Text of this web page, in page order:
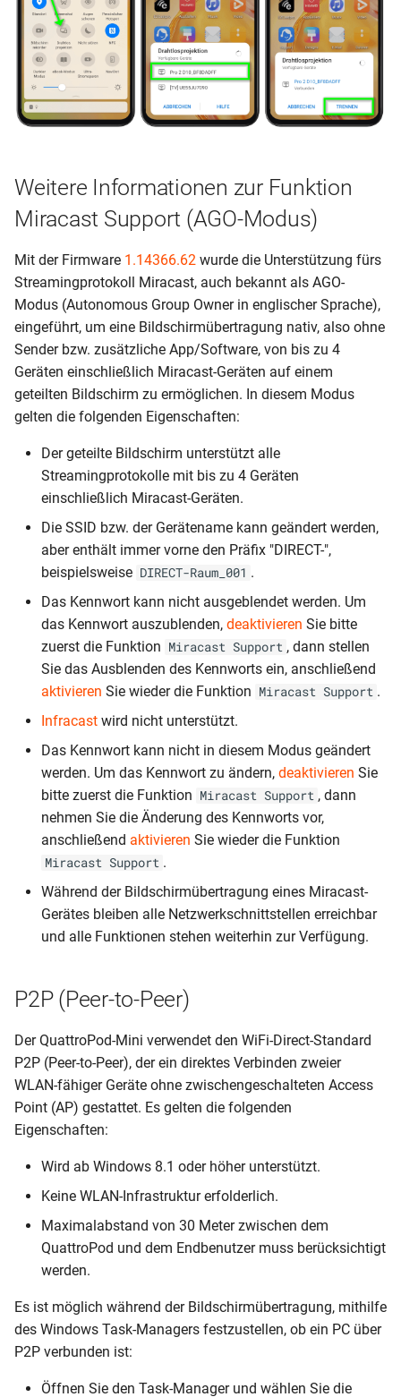
Weitere Informationen zur Funktion
Miracast Support (AGO-Modus)
Mit der Firmware 1.14366.62 wurde die Unterstützung fürs
Streamingprotokoll Miracast, auch bekannt als AGO-
Modus (Autonomous Group Owner in englischer Sprache),
eingeführt, um eine Bildschirmübertragung nativ, also ohne
Sender bzw. zusätzliche App/Software, von bis zu 4
Geräten einschließlich Miracast-Geräten auf einem
geteilten Bildschirm zu ermöglichen. In diesem Modus
gelten die folgenden Eigenschaften:
Der geteilte Bildschirm unterstützt alle
Streamingprotokolle mit bis zu 4 Geräten
einschließlich Miracast-Geräten.
Die SSID bzw. der Gerätename kann geändert werden,
aber enthält immer vorne den Präfix "DIRECT-",
beispielsweise DIRECT-Raum_001 .
Das Kennwort kann nicht ausgeblendet werden. Um
das Kennwort auszublenden, deaktivieren Sie bitte
zuerst die Funktion Miracast Support , dann stellen
Sie das Ausblenden des Kennworts ein, anschließend
aktivieren Sie wieder die Funktion Miracast Support .
Infracast wird nicht unterstützt.
Das Kennwort kann nicht in diesem Modus geändert
werden. Um das Kennwort zu ändern, deaktivieren Sie
bitte zuerst die Funktion Miracast Support , dann
nehmen Sie die Änderung des Kennworts vor,
anschließend aktivieren Sie wieder die Funktion
Miracast Support .
Während der Bildschirmübertragung eines Miracast-
Gerätes bleiben alle Netzwerkschnittstellen erreichbar
und alle Funktionen stehen weiterhin zur Verfügung.
P2P (Peer-to-Peer)
Der QuattroPod-Mini verwendet den WiFi-Direct-Standard
P2P (Peer-to-Peer), der ein direktes Verbinden zweier
WLAN-fähiger Geräte ohne zwischengeschalteten Access
Point (AP) gestattet. Es gelten die folgenden
Eigenschaften:
Wird ab Windows 8.1 oder höher unterstützt.
Keine WLAN-Infrastruktur erfolderlich.
Maximalabstand von 30 Meter zwischen dem
QuattroPod und dem Endbenutzer muss berücksichtigt
werden.
Es ist möglich während der Bildschirmübertragung, mithilfe
des Windows Task-Managers festzustellen, ob ein PC über
P2P verbunden ist:
Öffnen Sie den Task-Manager und wählen Sie die